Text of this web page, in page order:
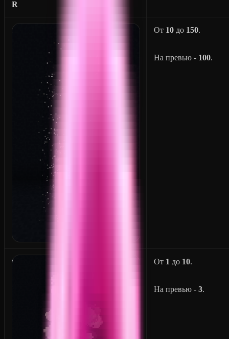
R
A
S
H
От 10 до 150.
На превью - 100.
C
M
P
F
I
От 1 до 10.
На превью -3.